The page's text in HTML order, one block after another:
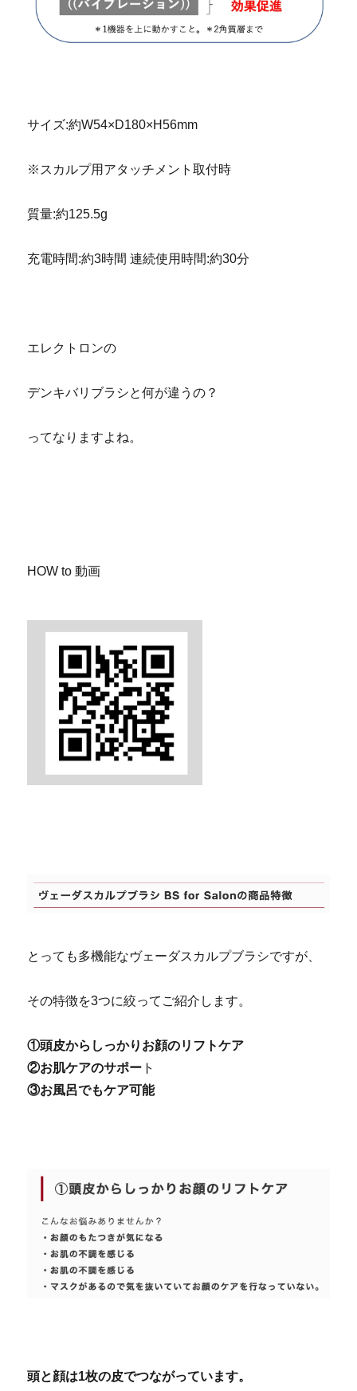
サイズ:約W54×D180×H56mm
※スカルプ用アタッチメント取付時
質量:約125.5g
充電時間:約3時間 連続使用時間:約30分
エレクトロンの
デンキバリブラシと何が違うの？
ってなりますよね。
HOW to 動画
とっても多機能なヴェーダスカルプブラシですが、
その特徴を3つに絞ってご紹介します。
①頭皮からしっかりお顔のリフトケア
②お肌ケアのサポー ト
③お風呂でもケア可能
頭と顔は1枚の皮でつながっています。